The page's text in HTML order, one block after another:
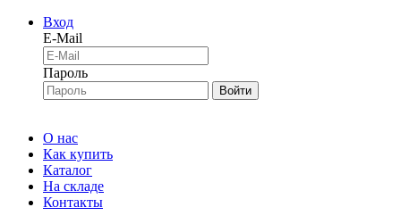
Вход
E-Mail
Пароль
Войти
О нас
Как купить
Каталог
На складе
Контакты